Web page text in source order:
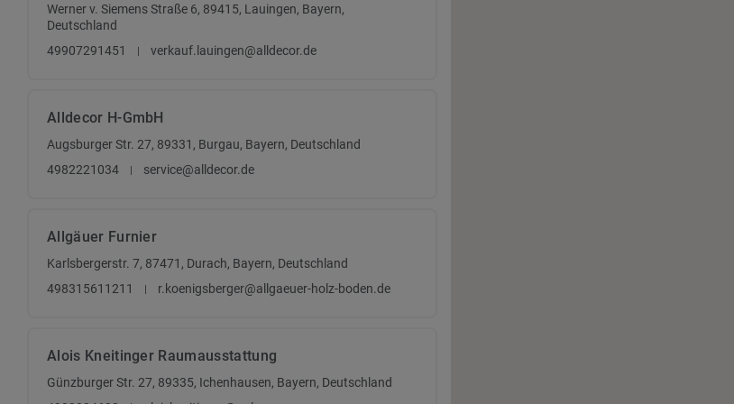
Werner v. Siemens Straße 6, 89415, Lauingen, Bayern,
Deutschland
49907291451
verkauf.lauingen@alldecor.de
Alldecor H-GmbH
Augsburger Str. 27, 89331, Burgau, Bayern, Deutschland
4982221034
service@alldecor.de
Allgäuer Furnier
Karlsbergerstr. 7, 87471, Durach, Bayern, Deutschland
498315611211
r.koenigsberger@allgaeuer-holz-boden.de
Alois Kneitinger Raumausstattung
Günzburger Str. 27, 89335, Ichenhausen, Bayern, Deutschland